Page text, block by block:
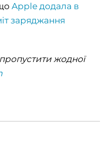
Apple додала в
заряджання
жодної